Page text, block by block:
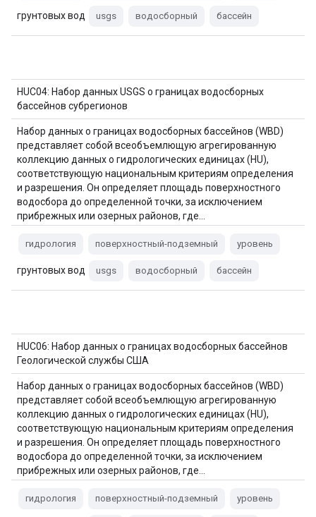
грунтовых вод usgs водосборный бассейн
HUC04: Набор данных USGS о границах водосборных
бассейнов субрегионов
Набор данных о границах водосборных бассейнов (WBD)
представляет собой всеобъемлющую агрегированную
коллекцию данных о гидрологических единицах (HU),
соответствующую национальным критериям определения
и разрешения. Он определяет площадь поверхностного
водосбора до определенной точки, за исключением
прибрежных или озерных районов, где…
гидрология поверхностный-подземный уровень
грунтовых вод usgs водосборный бассейн
HUC06: Набор данных о границах водосборных бассейнов
Геологической службы США
Набор данных о границах водосборных бассейнов (WBD)
представляет собой всеобъемлющую агрегированную
коллекцию данных о гидрологических единицах (HU),
соответствующую национальным критериям определения
и разрешения. Он определяет площадь поверхностного
водосбора до определенной точки, за исключением
прибрежных или озерных районов, где…
гидрология поверхностный-подземный уровень